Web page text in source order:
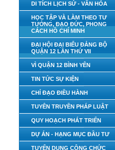
DI TÍCH LỊCH SỬ - VĂN HÓA
HỌC TẬP VÀ LÀM THEO TƯ
TƯỞNG, ĐẠO ĐỨC, PHONG
CÁCH HỒ CHÍ MINH
ĐẠI HỘI ĐẠI BIỂU ĐẢNG BỘ
QUẬN 12 LẦN THỨ VII
VÌ QUẬN 12 BÌNH YÊN
TIN TỨC SỰ KIỆN
CHỈ ĐẠO ĐIỀU HÀNH
TUYÊN TRUYỀN PHÁP LUẬT
QUY HOẠCH PHÁT TRIỂN
DỰ ÁN - HẠNG MỤC ĐẦU TƯ
TUYỂN DỤNG CÔNG CHỨC